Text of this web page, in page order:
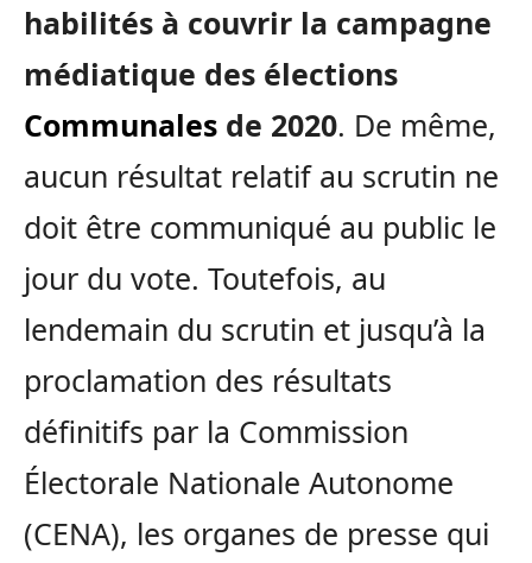
habilités à couvrir la campagne
médiatique des élections
Communales de 2020. De même,
aucun résultat relatif au scrutin ne
doit être communiqué au public le
jour du vote. Toutefois, au
lendemain du scrutin et jusqu’à la
proclamation des résultats
définitifs par la Commission
Électorale Nationale Autonome
(CENA), les organes de presse qui